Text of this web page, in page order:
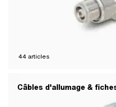
44 articles
Câbles d'allumage &